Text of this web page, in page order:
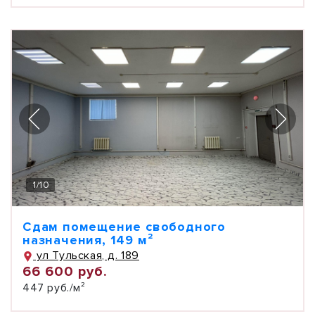
1/10
Сдам помещение свободного
назначения, 149 м²
ул Тульская, д. 189
66 600 руб.
447 руб./м²